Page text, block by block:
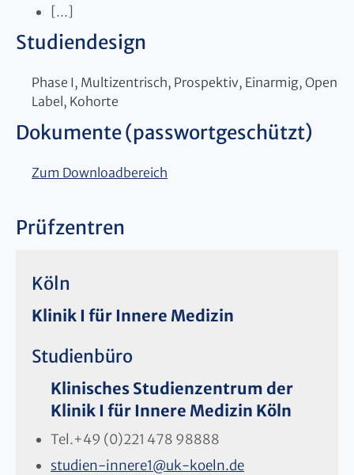
[...]
Studiendesign
Phase I, Multizentrisch, Prospektiv, Einarmig, Open
Label, Kohorte
Dokumente (passwortgeschützt)
Zum Downloadbereich
Prüfzentren
Köln
Klinik I für Innere Medizin
Studienbüro
Klinisches Studienzentrum der
Klinik I für Innere Medizin Köln
Tel.+49 (0)221 478 98888
studien-innere1@uk-koeln.de